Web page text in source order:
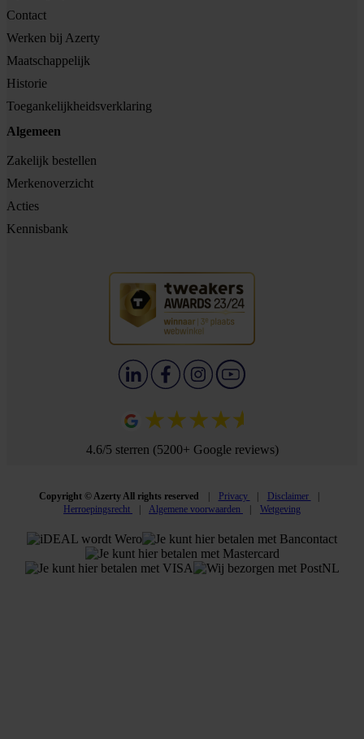
Contact
Werken bij Azerty
Maatschappelijk
Historie
Toegankelijkheidsverklaring
Algemeen
Zakelijk bestellen
Merkenoverzicht
Acties
Kennisbank
4.6/5 sterren (5200+ Google reviews)
Copyright © Azerty All rights reserved Privacy
Disclaimer
Herroepingsrecht
Algemene voorwaarden Wetgeving